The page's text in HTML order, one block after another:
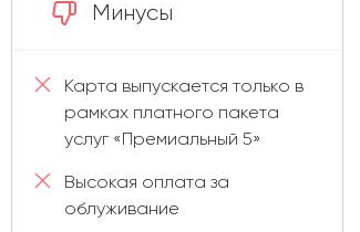
Минусы
Карта выпускается только в
рамках платного пакета
услуг «Премиальный 5»
Высокая оплата за
облуживание